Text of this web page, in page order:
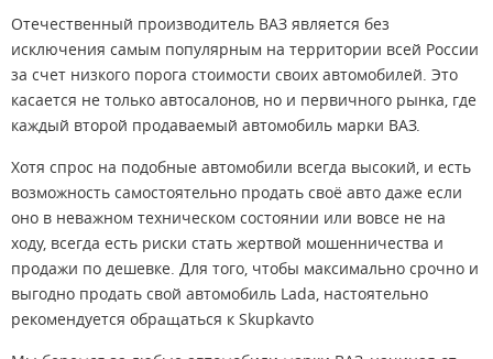
Отечественный производитель ВАЗ является без
исключения самым популярным на территории всей России
за счет низкого порога стоимости своих автомобилей. Это
касается не только автосалонов, но и первичного рынка, где
каждый второй продаваемый автомобиль марки ВАЗ.
Хотя спрос на подобные автомобили всегда высокий, и есть
возможность самостоятельно продать своё авто даже если
оно в неважном техническом состоянии или вовсе не на
ходу, всегда есть риски стать жертвой мошенничества и
продажи по дешевке. Для того, чтобы максимально срочно и
выгодно продать свой автомобиль Lada, настоятельно
рекомендуется обращаться к Skupkavto